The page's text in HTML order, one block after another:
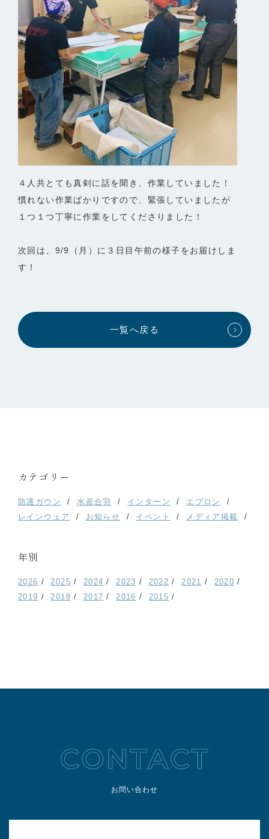
４人共とても真剣に話を聞き、作業していました！
慣れない作業ばかりですので、緊張していましたが
１つ１つ丁寧に作業をしてくださりました！
次回は、9/9（月）に３日目午前の様子をお届けしま
す！
一覧へ戻る
カテゴリー
防護ガウン 水産合羽 インターン
エプロン
レインウェア
お知らせ イベント メディア掲載
年別
2026 2025 2024 2023 2022 2021
2020
2019
2018 2017 2016 2015
お問い合わせ